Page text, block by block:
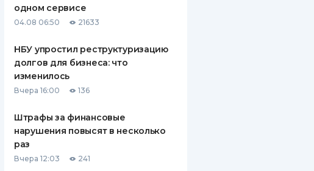
ПУТЕВОДИТЕЛИ ПО
ВСЕ СТРАХОВЫЕ ПОЛИСЫ
СТРАХОВЫЕ КОМПАНИИ
КОМПАНИЯХ
КОНТАКТЫ
одном сервисе
04.08 06:50 21633
НБУ упростил реструктуризацию
долгов для бизнеса: что
изменилось
Вчера 16:00 136
Штрафы за финансовые
нарушения повысят в несколько
раз
Вчера 12:03 241